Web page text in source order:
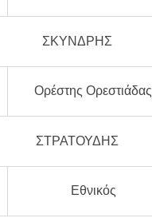
ΣΚΥΝΔΡΗΣ
Ορέστης Ορεστιάδας
ΣΤΡΑΤΟΥΔΗΣ
Εθνικός